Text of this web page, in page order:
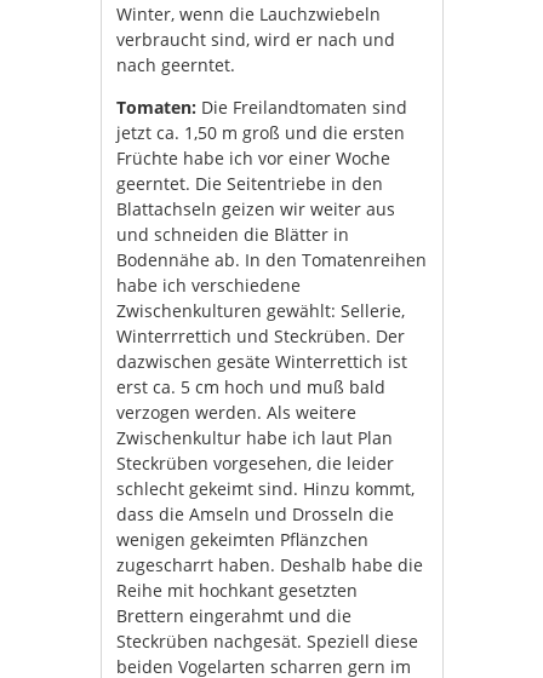
Winter, wenn die Lauchzwiebeln
verbraucht sind, wird er nach und
nach geerntet.
Tomaten: Die Freilandtomaten sind
jetzt ca. 1,50 m groß und die ersten
Früchte habe ich vor einer Woche
geerntet. Die Seitentriebe in den
Blattachseln geizen wir weiter aus
und schneiden die Blätter in
Bodennähe ab. In den Tomatenreihen
habe ich verschiedene
Zwischenkulturen gewählt: Sellerie,
Winterrrettich und Steckrüben. Der
dazwischen gesäte Winterrettich ist
erst ca. 5 cm hoch und muß bald
verzogen werden. Als weitere
Zwischenkultur habe ich laut Plan
Steckrüben vorgesehen, die leider
schlecht gekeimt sind. Hinzu kommt,
dass die Amseln und Drosseln die
wenigen gekeimten Pflänzchen
zugescharrt haben. Deshalb habe die
Reihe mit hochkant gesetzten
Brettern eingerahmt und die
Steckrüben nachgesät. Speziell diese
beiden Vogelarten scharren gern im